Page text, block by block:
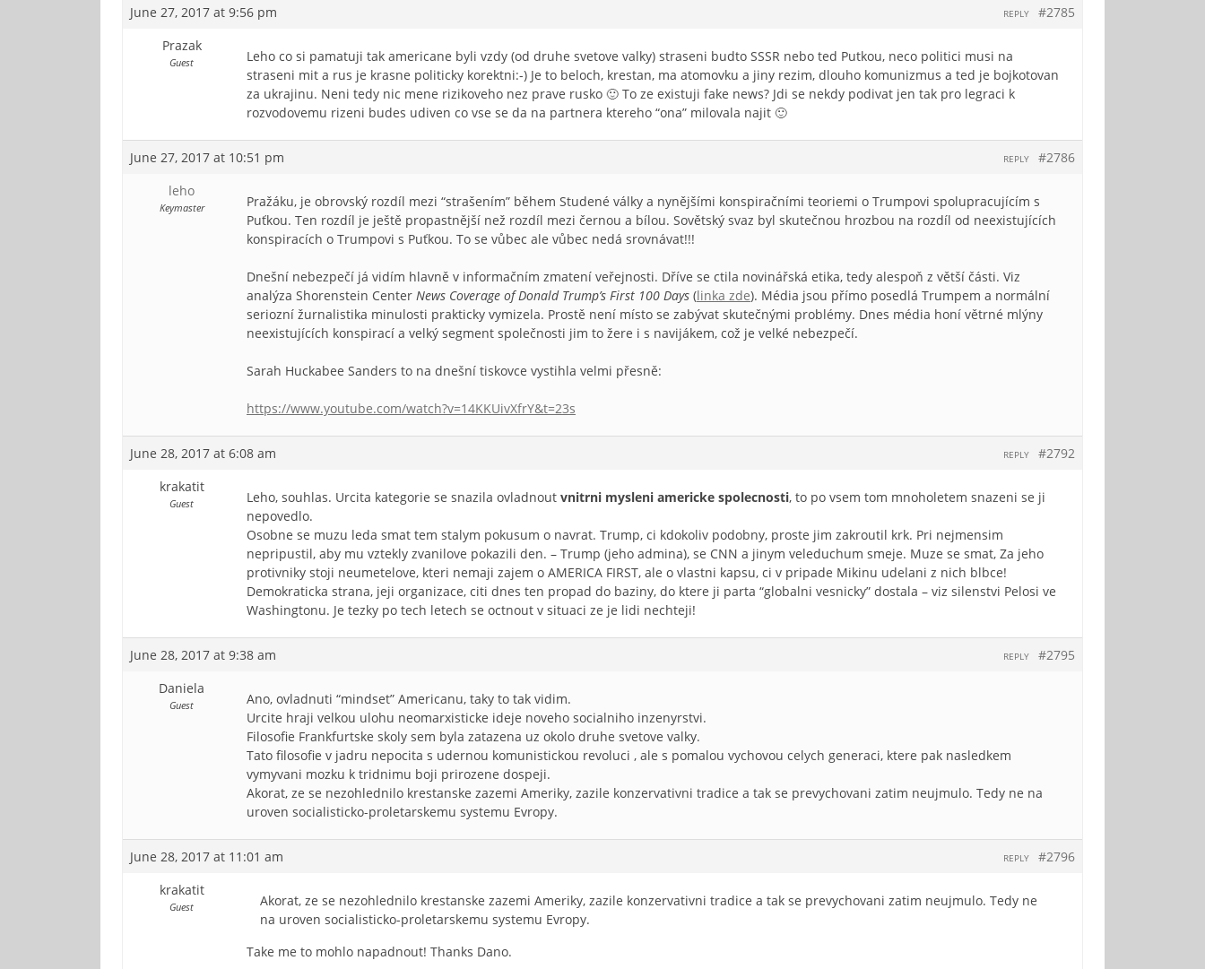
June 27, 2017 at 9:56 pm #2785
REPLY
Prazak
Guest
Leho co si pamatuji tak americane byli vzdy (od druhe svetove valky) straseni budto SSSR nebo ted Putkou, neco politici musi na
straseni mit a rus je krasne politicky korektni:-) Je to beloch, krestan, ma atomovku a jiny rezim, dlouho komunizmus a ted je bojkotovan
za ukrajinu. Neni tedy nic mene rizikoveho nez prave rusko 🙂 To ze existuji fake news? Jdi se nekdy podivat jen tak pro legraci k
rozvodovemu rizeni budes udiven co vse se da na partnera ktereho “ona” milovala najit 🙂
June 27, 2017 at 10:51 pm #2786
REPLY
leho
Keymaster
Pražáku, je obrovský rozdíl mezi “strašením” během Studené války a nynějšími konspiračními teoriemi o Trumpovi spolupracujícím s
Puťkou. Ten rozdíl je ještě propastnější než rozdíl mezi černou a bílou. Sovětský svaz byl skutečnou hrozbou na rozdíl od neexistujících
konspiracích o Trumpovi s Puťkou. To se vůbec ale vůbec nedá srovnávat!!!
Dnešní nebezpečí já vidím hlavně v informačním zmatení veřejnosti. Dříve se ctila novinářská etika, tedy alespoň z větší části. Viz
analýza Shorenstein Center News Coverage of Donald Trump’s First 100 Days (linka zde). Média jsou přímo posedlá Trumpem a normální
seriozní žurnalistika minulosti prakticky vymizela. Prostě není místo se zabývat skutečnými problémy. Dnes média honí větrné mlýny
neexistujících konspirací a velký segment společnosti jim to žere i s navijákem, což je velké nebezpečí.
Sarah Huckabee Sanders to na dnešní tiskovce vystihla velmi přesně:
https://www.youtube.com/watch?v=14KKUivXfrY&t=23s
June 28, 2017 at 6:08 am #2792
REPLY
krakatit
Guest Leho, souhlas. Urcita kategorie se snazila ovladnout vnitrni mysleni americke spolecnosti, to po vsem tom mnoholetem snazeni se ji
nepovedlo.
Osobne se muzu leda smat tem stalym pokusum o navrat. Trump, ci kdokoliv podobny, proste jim zakroutil krk. Pri nejmensim
nepripustil, aby mu vztekly zvanilove pokazili den. – Trump (jeho admina), se CNN a jinym veleduchum smeje. Muze se smat, Za jeho
protivniky stoji neumetelove, kteri nemaji zajem o AMERICA FIRST, ale o vlastni kapsu, ci v pripade Mikinu udelani z nich blbce!
Demokraticka strana, jeji organizace, citi dnes ten propad do baziny, do ktere ji parta “globalni vesnicky” dostala – viz silenstvi Pelosi ve
Washingtonu. Je tezky po tech letech se octnout v situaci ze je lidi nechteji!
June 28, 2017 at 9:38 am #2795
REPLY
Daniela
Guest
Ano, ovladnuti “mindset” Americanu, taky to tak vidim.
Urcite hraji velkou ulohu neomarxisticke ideje noveho socialniho inzenyrstvi.
Filosofie Frankfurtske skoly sem byla zatazena uz okolo druhe svetove valky.
Tato filosofie v jadru nepocita s udernou komunistickou revoluci , ale s pomalou vychovou celych generaci, ktere pak nasledkem
vymyvani mozku k tridnimu boji prirozene dospeji.
Akorat, ze se nezohlednilo krestanske zazemi Ameriky, zazile konzervativni tradice a tak se prevychovani zatim neujmulo. Tedy ne na
uroven socialisticko-proletarskemu systemu Evropy.
June 28, 2017 at 11:01 am #2796
REPLY
krakatit
Guest
Akorat, ze se nezohlednilo krestanske zazemi Ameriky, zazile konzervativni tradice a tak se prevychovani zatim neujmulo. Tedy ne
na uroven socialisticko-proletarskemu systemu Evropy.
Take me to mohlo napadnout! Thanks Dano.